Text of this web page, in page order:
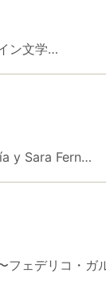
ン文学…
y Sara Fern…
ェデリコ・ガ